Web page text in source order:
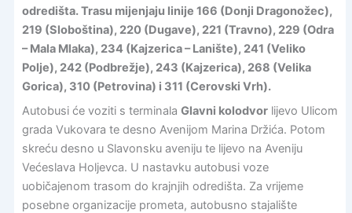
odredišta. Trasu mijenjaju linije 166 (Donji Dragonožec),
219 (Sloboština), 220 (Dugave), 221 (Travno), 229 (Odra
– Mala Mlaka), 234 (Kajzerica – Lanište), 241 (Veliko
Polje), 242 (Podbrežje), 243 (Kajzerica), 268 (Velika
Gorica), 310 (Petrovina) i 311 (Cerovski Vrh).
Autobusi će voziti s terminala Glavni kolodvorlijevo Ulicom
grada Vukovara te desno Avenijom Marina Držića. Potom
skreću desno u Slavonsku aveniju te lijevo na Aveniju
Većeslava Holjevca. U nastavku autobusi voze
uobičajenom trasom do krajnjih odredišta. Za vrijeme
posebne organizacije prometa, autobusno stajalište